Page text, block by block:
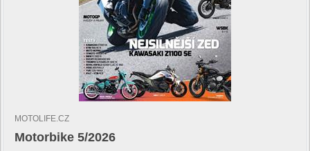
MOTOLIFE.CZ
Motorbike 5/2026